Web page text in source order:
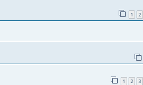
1 2
1 2 3